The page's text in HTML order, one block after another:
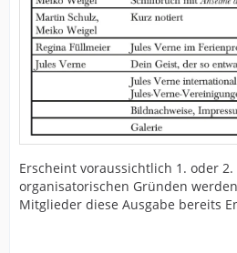
Erscheint voraussichtlich 1. oder 2.
organisatorischen Gründen
Mitglieder diese Ausgabe bereits